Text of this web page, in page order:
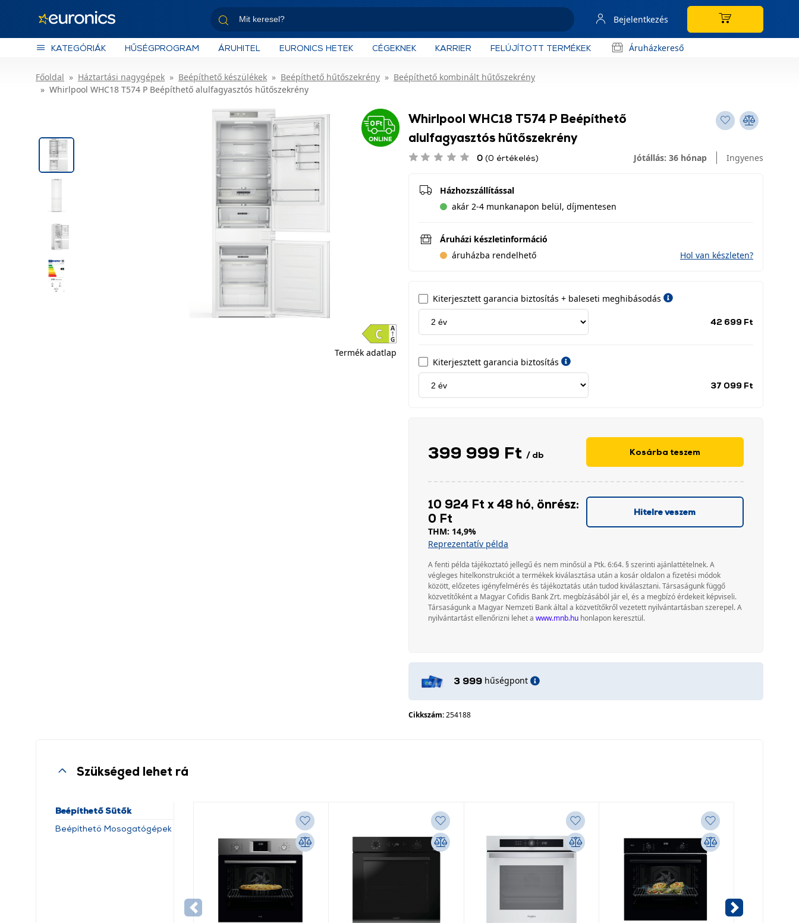
Bejelentkezés
KATEGÓRIÁK HŰSÉGPROGRAM ÁRUHITEL EURONICS HETEK CÉGEKNEK KARRIER FELÚJÍTOTT TERMÉKEK Áruházkereső
Főoldal Háztartási nagygépek Beépíthető készülékek Beépíthető hűtőszekrény
Beépíthető kombinált hűtőszekrény
Whirlpool WHC18 T574 P Beépíthető alulfagyasztós hűtőszekrény
Termék adatlap
Whirlpool WHC18 T574 P Beépíthető
alulfagyasztós hűtőszekrény
0 (0 értékelés) Jótállás: 36 hónap Ingyenes
Házhozszállítással
akár 2-4 munkanapon belül, díjmentesen
Áruházi készletinformáció
áruházba rendelhető
Hol van készleten?
Kiterjesztett garancia biztosítás + baleseti meghibásodás
időszak
42 699 Ft
Kiterjesztett garancia biztosítás
időszak
37 099 Ft
399 999 Ft / db Kosárba teszem
10 924 Ft x 48 hó, önrész:
0 Ft
THM: 14,9%
Reprezentatív példa
Hitelre veszem
A fenti példa tájékoztató jellegű és nem minősül a Ptk. 6:64. § szerinti ajánlattételnek. A
végleges hitelkonstrukciót a termékek kiválasztása után a kosár oldalon a fizetési módok
között, előzetes igényfelmérés és tájékoztatás után tudod kiválasztani. Társaságunk függő
közvetítőként a Magyar Cofidis Bank Zrt. megbízásából jár el, és a megbízó érdekeit képviseli.
Társaságunk a Magyar Nemzeti Bank által a közvetítőkről vezetett nyilvántartásban szerepel. A
nyilvántartást ellenőrizni lehet a www.mnb.hu honlapon keresztül.
3 999 hűségpont
Cikkszám:254188
Szükséged lehet rá
Beépíthető Sütők
Beépíthető Mosogatógépek